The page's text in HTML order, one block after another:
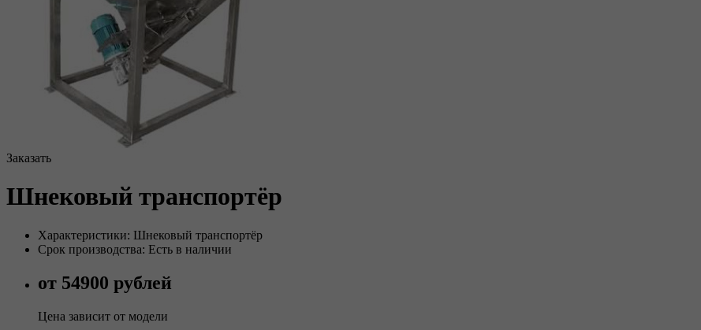
Заказать
Шнековый транспортёр
Характеристики: Шнековый транспортёр
Срок производства: Есть в наличии
от 54900 рублей
Цена зависит от модели